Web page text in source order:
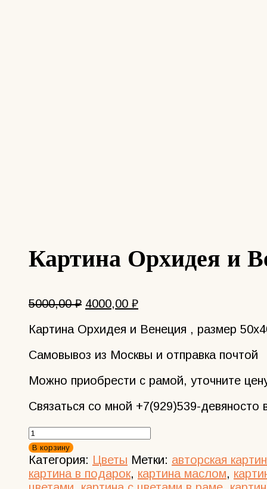
Картина Орхидея и
5000,00₽ Первоначальная
составляла
4000,00 ₽Текущая
4000,00 ₽.
Картина Орхидея и Венеция , размер
Самовывоз из Москвы и отправка почтой
Можно приобрести с рамой, уточните
Связаться со мной +7(929)539-
Количество
товара
Картина
Орхидея
и
В корзину
Категория: Цветы Метки: авторская
картина в подарок, картина маслом,